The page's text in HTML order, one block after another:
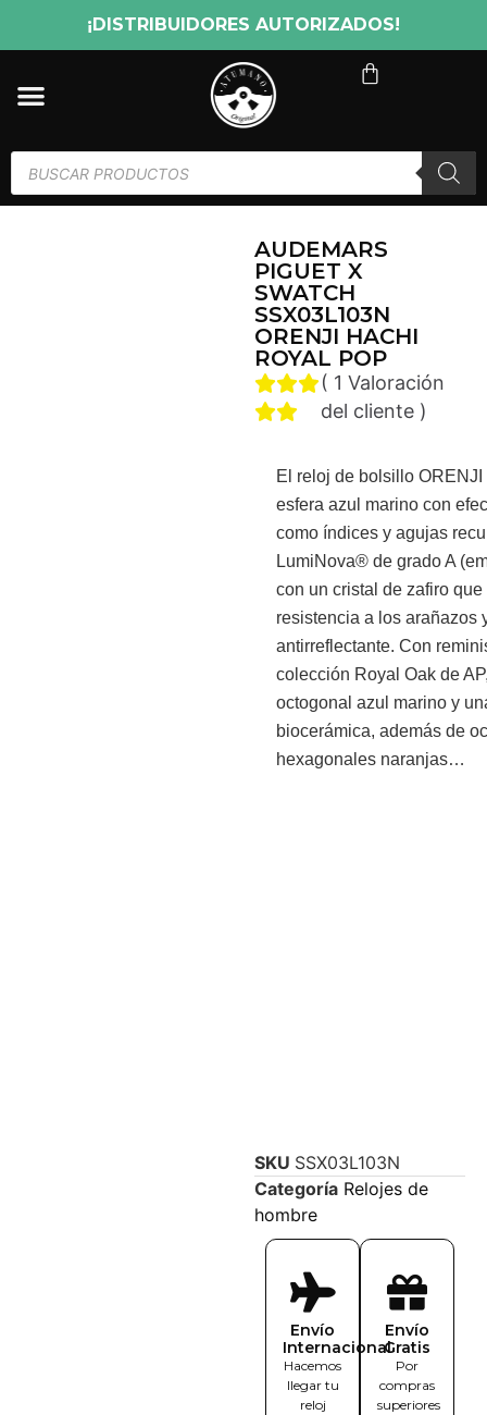
¡DISTRIBUIDORES AUTORIZADOS!
AUDEMARS
PIGUET X
SWATCH
SSX03L103N
ORENJI HACHI
ROYAL POP
( 1Valoración
del cliente )
El reloj de bolsillo
esfera azul marino con
como índices y agujas
LumiNova® de grado A
con un cristal de zafiro
resistencia a los arañazos
antirreflectante. Con
colección Royal Oak de
octogonal azul marino y
biocerámica, además de
hexagonales naranjas…
SKU SSX03L103N
Categoría Relojes de
hombre
Envío
Internacional
Hacemos
llegar tu
reloj
Envío
Gratis
Por
compras
superiores